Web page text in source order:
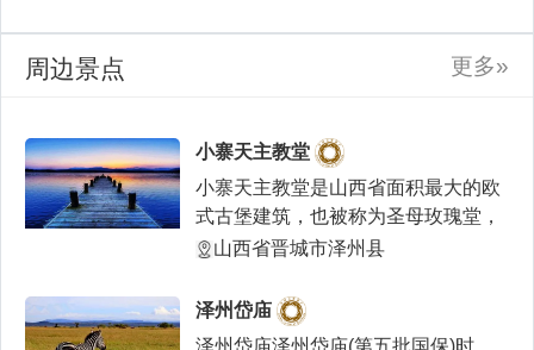
2013年5月，薛庄玉皇庙被公布为第七批全国重点文物保
护单位。
周边景点 更多»
小寨天主教堂
小寨天主教堂是山西省面积最大的欧
式古堡建筑，也被称为圣母玫瑰堂，
是泽州县的天主教会所
山西省晋城市泽州县
泽州岱庙